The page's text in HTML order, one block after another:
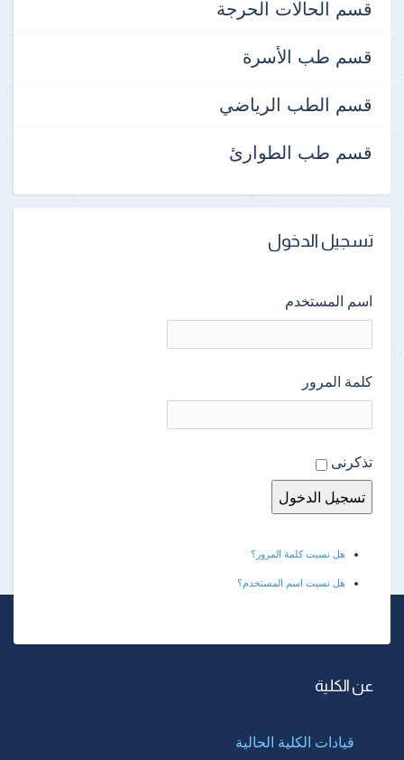
قسم الحالات الحرجة
قسم طب الأسرة
قسم الطب الرياضي
قسم طب الطوارئ
تسجيل الدخول
اسم المستخدم
كلمة المرور
تذكرنى
هل نسيت كلمة المرور؟
هل نسيت اسم المستخدم؟
عن الكلية
قيادات الكلية الحالية